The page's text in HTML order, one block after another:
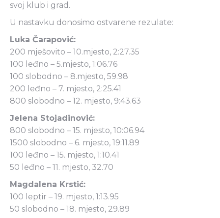
svoj klub i grad.
U nastavku donosimo ostvarene rezulate:
Luka Čarapović:
200 mješovito – 10.mjesto, 2:27.35
100 leđno – 5.mjesto, 1:06.76
100 slobodno – 8.mjesto, 59.98
200 leđno – 7. mjesto, 2:25.41
800 slobodno – 12. mjesto, 9:43.63
Jelena Stojadinović:
800 slobodno – 15. mjesto, 10:06.94
1500 slobodno – 6. mjesto, 19:11.89
100 leđno – 15. mjesto, 1:10.41
50 leđno – 11. mjesto, 32.70
Magdalena Krstić:
100 leptir – 19. mjesto, 1:13.95
50 slobodno – 18. mjesto, 29.89